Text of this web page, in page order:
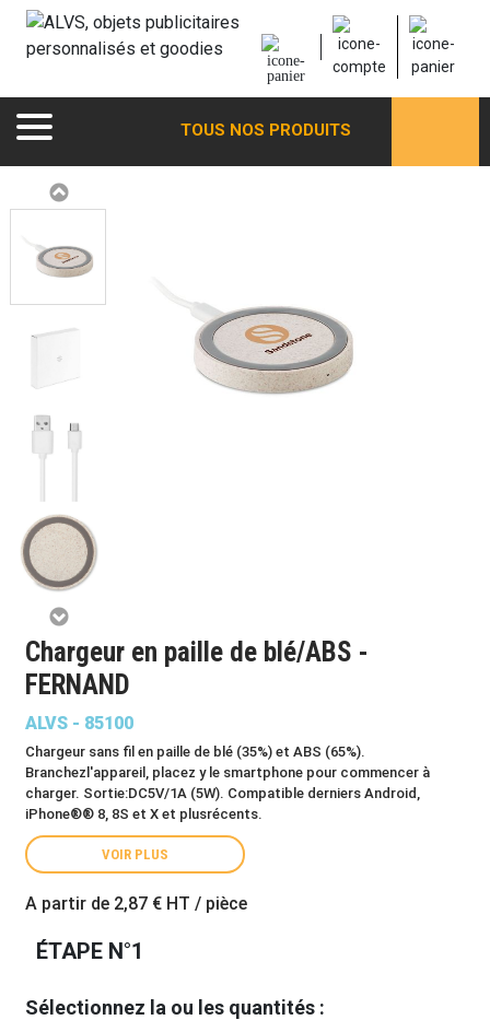
TOUS NOS PRODUITS
Chargeur en paille de blé/ABS -
FERNAND
ALVS - 85100
Chargeur sans fil en paille de blé (35%) et ABS (65%).
Branchezl'appareil, placez y le smartphone pour commencer à
charger. Sortie:DC5V/1A (5W). Compatible derniers Android,
iPhone®® 8, 8S et X et plusrécents.
VOIR PLUS
A partir de 2,87 € HT / pièce
ÉTAPE N°1
Sélectionnez la ou les quantités :